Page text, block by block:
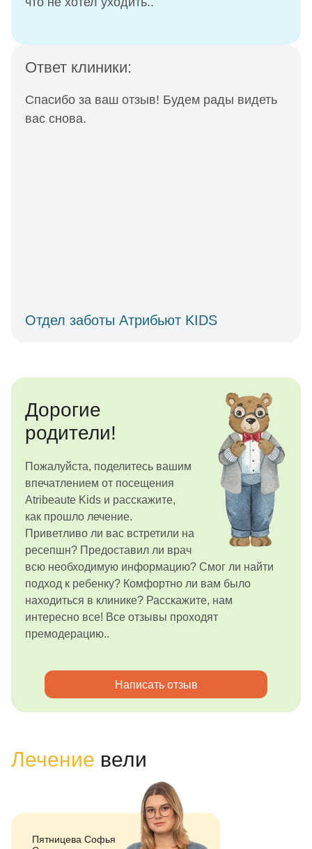
Ответ клиники:
Спасибо за ваш отзыв! Будем рады видеть
вас снова.
Отдел заботы Атрибьют KIDS
Дорогие
родители!
Пожалуйста, поделитесь вашим
впечатлением от посещения
Atribeaute Kids и расскажите,
как прошло лечение.
Приветливо ли вас встретили на
ресепшн? Предоставил ли врач
всю необходимую информацию? Смог ли найти
подход к ребенку? Комфортно ли вам было
находиться в клинике? Расскажите, нам
интересно все! Все отзывы проходят
премодерацию..
Написать отзыв
Лечение вели
Пятницева Софья